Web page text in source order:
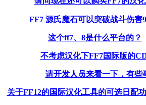
FF7 源氏魔石可以突破战斗伤害
这个ff7、8是什么平台的？
不考虑汉化下FF7国际版的
请开发人员来看一下，有些
关于FF12的国际汉化工具的可选日配